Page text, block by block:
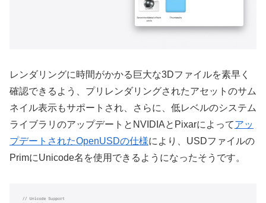
レンダリングに時間がかかる巨大な3Dファイルを素早く
確認できるよう、プリレンダリングされたアセットのサム
ネイル表示もサポートされ、さらに、低レベルのシステム
ライブラリのアップデートとNVIDIAとPixarによってアッ
プデートされたOpenUSDの仕様により、USDファイルの
PrimにUnicode名を使用できるようになったそうです。